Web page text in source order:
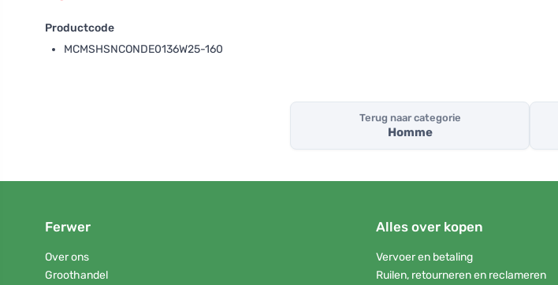
Productcode
MCMSHSNCONDE0136W25-160
Terug naar categorie
Homme
Ferwer
Over ons
Groothandel
Alles over kopen
Vervoer en betaling
Ruilen, retourneren en reclameren